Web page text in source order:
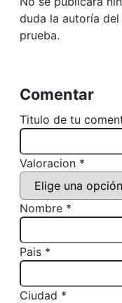
duda la autoría
prueba.
Comentar
Titulo de tu
Valoracion *
Nombre *
Pais *
Ciudad *